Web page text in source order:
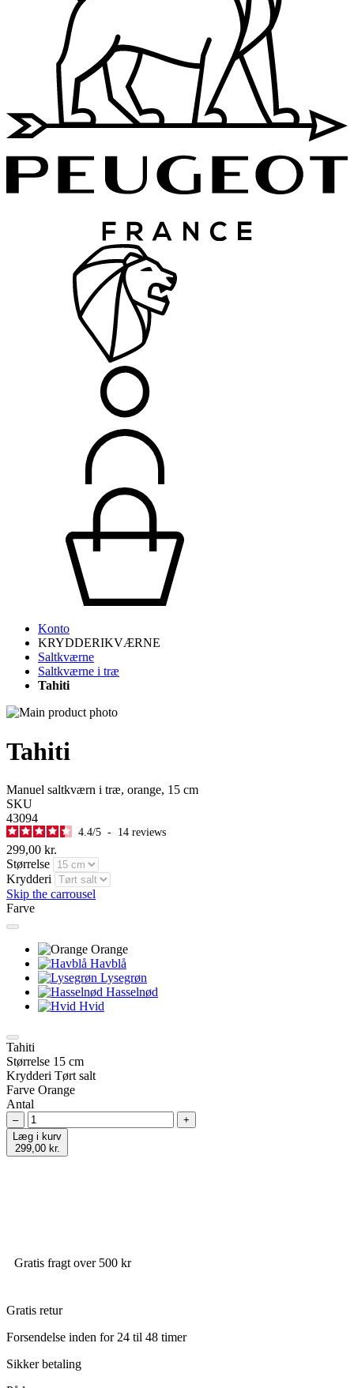
Konto
KRYDDERIKVÆRNE
Saltkværne
Saltkværne i træ
Tahiti
Tahiti
Manuel saltkværn i træ, orange, 15 cm
SKU
43094
4.4/5 - 14 reviews
299,00 kr.
Størrelse
Krydderi
Skip the carrousel
Farve
Orange
Havblå
Lysegrøn
Hasselnød
Hvid
Tahiti
Størrelse 15 cm
Krydderi Tørt salt
Farve Orange
Antal
–
+
Læg i kurv
299,00 kr.
Gratis fragt over 500 kr
Gratis retur
Forsendelse inden for 24 til 48 timer
Sikker betaling